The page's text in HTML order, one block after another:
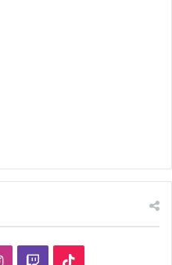
Instagram
Twitch